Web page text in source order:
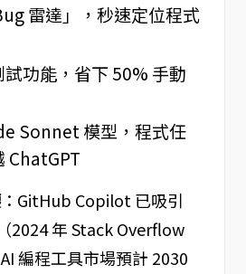
雷達」，秒速定位程式
功能，省下 50% 手動
Sonnet 模型，程式任
ChatGPT
：GitHub Copilot 已吸引
2024 年 Stack Overflow
編程工具市場預計 2030